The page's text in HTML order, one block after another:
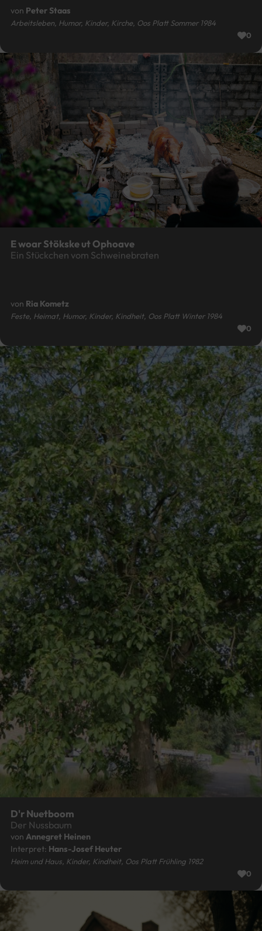
von Peter Staas
Arbeitsleben, Humor, Kinder, Kirche, Oos Platt Sommer 1984
0
E woar Stökske ut Ophoave
Ein Stückchen vom Schweinebraten
von Ria Kometz
Feste, Heimat, Humor, Kinder, Kindheit, Oos Platt Winter 1984
0
D'r Nuetboom
Der Nussbaum
vonAnnegret Heinen
Interpret: Hans-Josef Heuter
Heim und Haus, Kinder, Kindheit, Oos Platt Frühling 1982
0